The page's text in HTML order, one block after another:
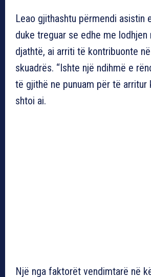
Leao gjithashtu përmendi asistin
duke treguar se edhe me lodhjen
djathtë, ai arriti të kontribuonte
skuadrës. “Ishte një ndihmë e
të gjithë ne punuam për të arritur
shtoi ai.
Një nga faktorët vendimtarë në